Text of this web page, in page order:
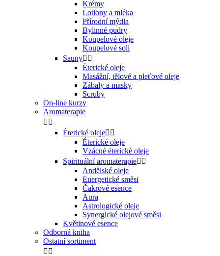
Krémy
Lotiony a mléka
Přírodní mýdla
Bylinné pudry
Koupelové oleje
Koupelové soli
Sauny 
Éterické oleje
Masážní, tělové a pleťové oleje
Zábaly a masky
Scruby
On-line kurzy
Aromaterapie
 
Éterické oleje 
Éterické oleje
Vzácné éterické oleje
Spirituální aromaterapie 
Andělské oleje
Energetické směsi
Čakrové esence
Aura
Astrologické oleje
Synergické olejové směsi
Květinové esence
Odborná kniha
Ostatní sortiment
 